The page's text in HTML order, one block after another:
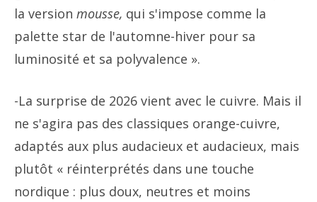
la version mousse, qui s'impose comme la
palette star de l'automne-hiver pour sa
luminosité et sa polyvalence ».
-La surprise de 2026 vient avec le cuivre. Mais il
ne s'agira pas des classiques orange-cuivre,
adaptés aux plus audacieux et audacieux, mais
plutôt « réinterprétés dans une touche
nordique : plus doux, neutres et moins